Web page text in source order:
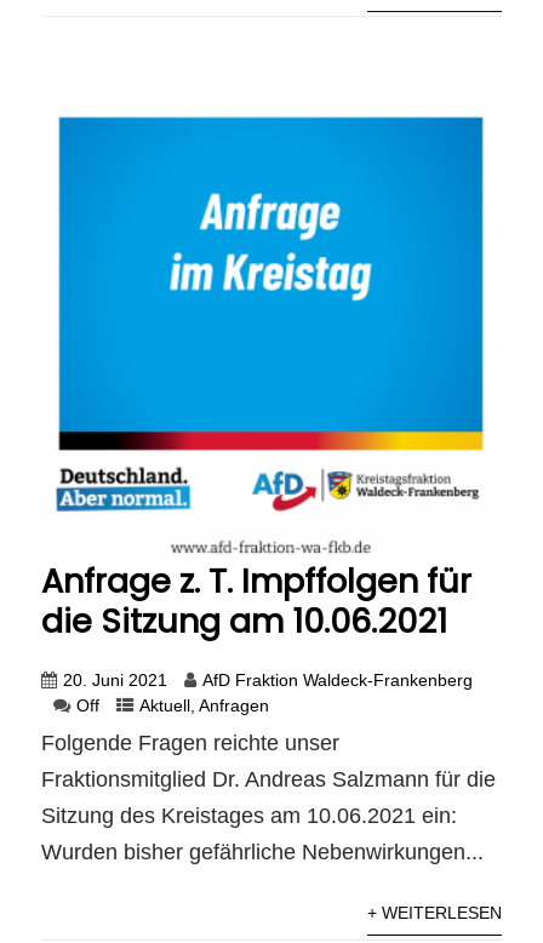
Anfrage z. T. Impffolgen für
die Sitzung am 10.06.2021
20. Juni 2021
AfD Fraktion Waldeck-Frankenberg
Off
Aktuell,Anfragen
Folgende Fragen reichte unser
Fraktionsmitglied Dr. Andreas Salzmann für die
Sitzung des Kreistages am 10.06.2021 ein:
Wurden bisher gefährliche Nebenwirkungen...
+ WEITERLESEN